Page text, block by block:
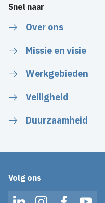
Snel naar
Over ons
Missie en visie
Werkgebieden
Veiligheid
Duurzaamheid
Volg ons